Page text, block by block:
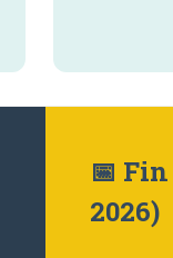
📅
2026)